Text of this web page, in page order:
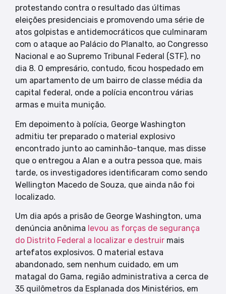
protestando contra o resultado das últimas
eleições presidenciais e promovendo uma série de
atos golpistas e antidemocráticos que culminaram
com o ataque ao Palácio do Planalto, ao Congresso
Nacional e ao Supremo Tribunal Federal (STF), no
dia 8. O empresário, contudo, ficou hospedado em
um apartamento de um bairro de classe média da
capital federal, onde a polícia encontrou várias
armas e muita munição.
Em depoimento à polícia, George Washington
admitiu ter preparado o material explosivo
encontrado junto ao caminhão-tanque, mas disse
que o entregou a Alan e a outra pessoa que, mais
tarde, os investigadores identificaram como sendo
Wellington Macedo de Souza, que ainda não foi
localizado.
Um dia após a prisão de George Washington, uma
denúncia anônima levou as forças de segurança
do Distrito Federal a localizar e destruir mais
artefatos explosivos. O material estava
abandonado, sem nenhum cuidado, em um
matagal do Gama, região administrativa a cerca de
35 quilômetros da Esplanada dos Ministérios, em